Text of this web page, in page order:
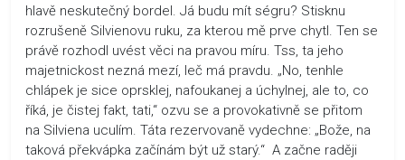
hlavě neskutečný bordel. Já budu mít ségru? Stisknu
rozrušeně Silvienovu ruku, za kterou mě prve chytl. Ten se
právě rozhodl uvést věci na pravou míru. Tss, ta jeho
majetnickost nezná mezí, leč má pravdu. „No, tenhle
chlápek je sice oprsklej, nafoukanej a úchylnej, ale to, co
říká, je čistej fakt, tati,“ ozvu se a provokativně se přitom
na Silviena uculím. Táta rezervovaně vydechne: „Bože, na
taková překvápka začínám být už starý.“ A začne raději